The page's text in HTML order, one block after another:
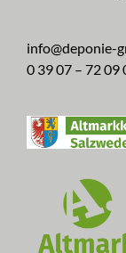
info@deponie-
0 39 07 – 72 09